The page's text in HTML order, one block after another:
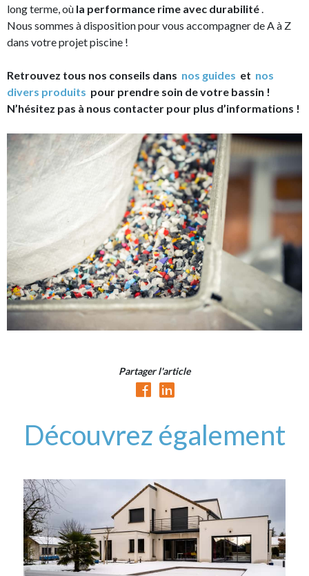
long terme, où la performance rime avec durabilité.
Nous sommes à disposition pour vous accompagner de A à Z
dans votre projet piscine !
Retrouvez tous nos conseils dans nos guides et nos
divers produits pour prendre soin de votre bassin !
N’hésitez pas à nous contacter pour plus d’informations !
Partager l'article
Découvrez également